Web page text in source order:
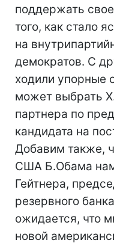
поддержать
того, как стало
на
демократов. С
ходили упорные
может выбрать
партнера по
кандидата на
Добавим также,
США Б.Обама
Гейтнера,
резервного
ожидается, что
новой